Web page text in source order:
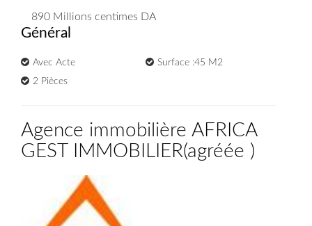
890 Millions centimes DA
Général
Avec Acte
Surface :45 M2
2 Pièces
Agence immobilière AFRICA
GEST IMMOBILIER(agréée )